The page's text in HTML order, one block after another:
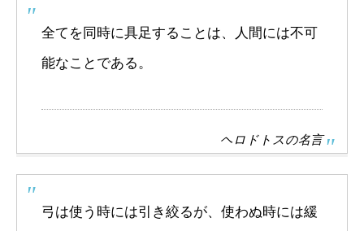
全てを同時に具足することは、人間には不可
能なことである。
ヘロドトスの名言
弓は使う時には引き絞るが、使わぬ時には緩